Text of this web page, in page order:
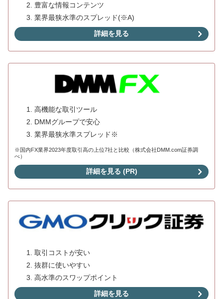
豊富な情報コンテンツ
業界最狭水準のスプレッド(※A)
詳細を見る
高機能な取引ツール
DMMグループで安心
業界最狭水準スプレッド※
※国内FX業界2023年度取引高の上位7社と比較（株式会社DMM.com証券調
べ）
詳細を見る (PR)
取引コストが安い
抜群に使いやすい
高水準のスワップポイント
詳細を見る